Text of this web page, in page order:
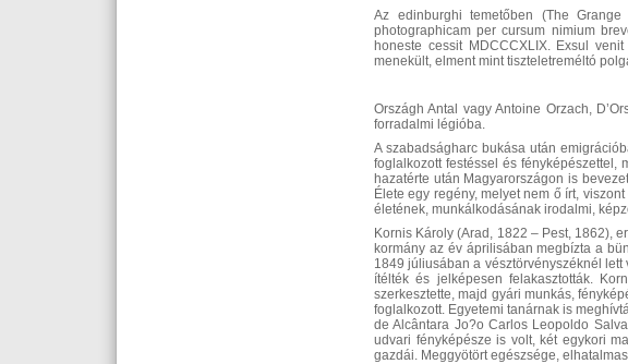
Az edinburghi temetőben (The
photographicam per cursum nimium
honeste cessit MDCCCXLIX. Exsul
menekült, elment mint tiszteletreméltó
Országh Antal vagy Antoine Orzach,
forradalmi légióba.
A szabadságharc bukása után
foglalkozott festéssel és fényképészettel,
hazatérte után Magyarországon is
Élete egy regény, melyet nem ő írt,
életének, munkálkodásának irodalmi,
Kornis Károly (Arad, 1822 – Pest, 1862),
kormány az év áprilisában megbízta a
1849 júliusában a vésztörvényszéknél
ítélték és jelképesen felakasztották.
szerkesztette, majd gyári munkás,
foglalkozott. Egyetemi tanárnak is
de Alcântara Jo?o Carlos Leopoldo
udvari fényképésze is volt, két egykori
gazdái. Meggyötört egészsége,